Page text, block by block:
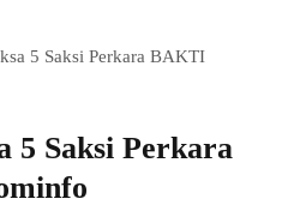
5 Saksi Perkara BAKTI
5 Saksi Perkara